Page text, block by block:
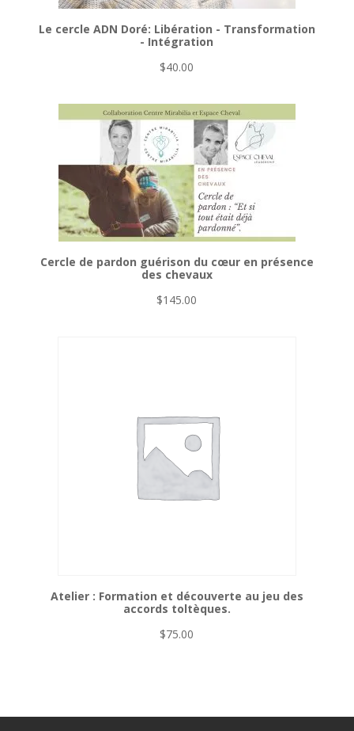
Le cercle ADN Doré: Libération - Transformation
- Intégration
$40.00
Cercle de pardon guérison du cœur en présence
des chevaux
$145.00
Atelier : Formation et découverte au jeu des
accords toltèques.
$75.00